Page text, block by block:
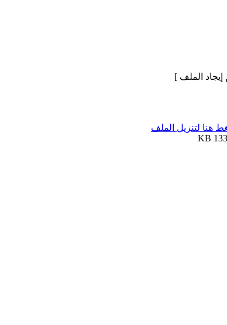
إيجاد الملف ]
هنا لتنزيل الملف